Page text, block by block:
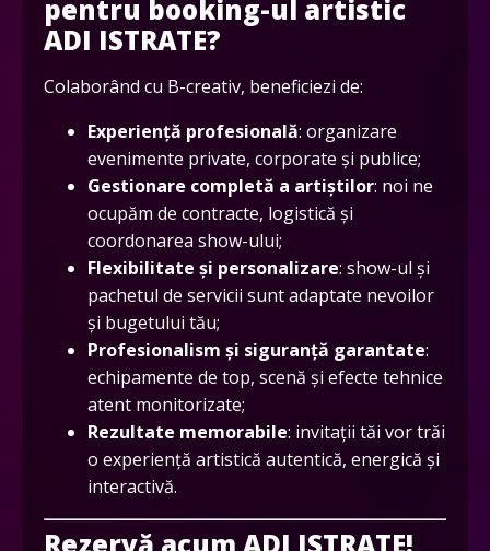
pentru booking-ul artistic
ADI ISTRATE?
Colaborând cu B-creativ, beneficiezi de:
Experiență profesională: organizare
evenimente private, corporate și publice;
Gestionare completă a artiștilor: noi ne
ocupăm de contracte, logistică și
coordonarea show-ului;
Flexibilitate și personalizare: show-ul și
pachetul de servicii sunt adaptate nevoilor
și bugetului tău;
Profesionalism și siguranță garantate:
echipamente de top, scenă și efecte tehnice
atent monitorizate;
Rezultate memorabile: invitații tăi vor trăi
o experiență artistică autentică, energică și
interactivă.
Rezervă acum ADI ISTRATE!